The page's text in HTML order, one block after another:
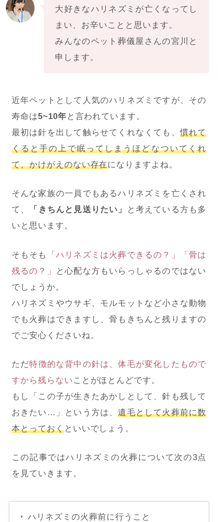
大好きなハリネズミが亡くなってし
まい、お辛いことと思います。
みんなのペット葬儀屋さんの宮川と
申します。
近年ペットとして人気のハリネズミですが、その
寿命は5~10年 と言われています。
最初は針を出して触らせてくれなくても、慣れて
くると手の上で眠ってしまうほどなついてくれ
て、かけがえのない存在になりますよね。
そんな家族の一員でもあるハリネズミを亡くされ
て、
「きちんと見送りたい」
と考えている方も多
いと思います。
そもそも
「ハリネズミは火葬できるの？」「骨は
残るの？」
と心配な方もいらっしゃるのではない
でしょうか。
ハリネズミやウサギ、モルモットなど小さな動物
でも火葬はできますし、骨もきちんと残りますの
でご安心くださいね。
ただ特徴的な背中の針は、体毛が変化したもので
すから残らない ことがほとんどです。
もし「この子が生きたあかしとして、針も残して
おきたい…」という方は、遺毛として火葬前に数
本とっておくといいでしょう。
この記事ではハリネズミの火葬について次の3点
を見ていきます。
ハリネズミの火葬前に行うこと